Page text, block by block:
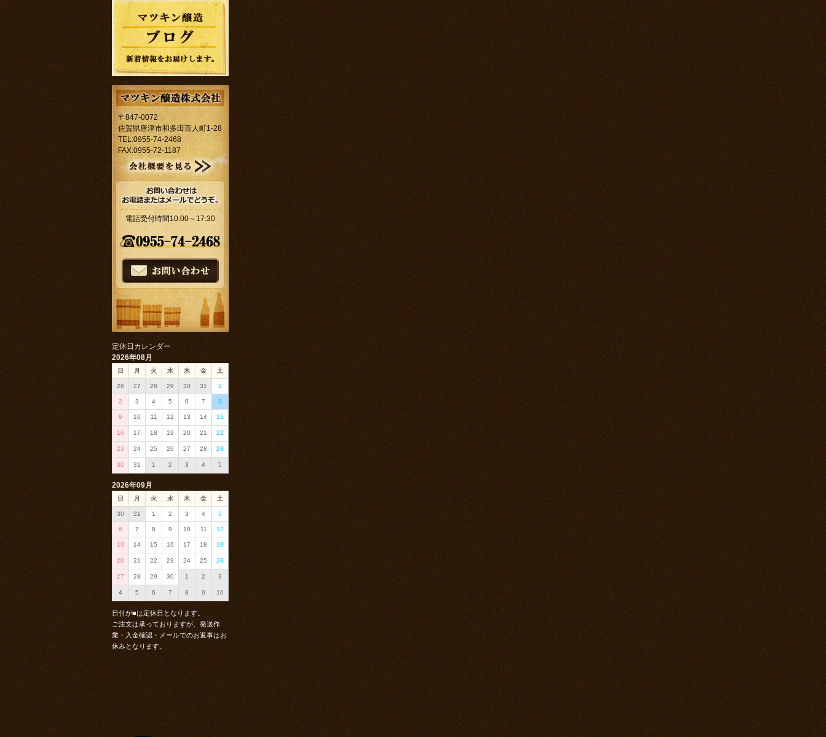
〒847-0072
佐賀県唐津市和多田百人町1-28
TEL:0955-74-2468
FAX:0955-72-1187
電話受付時間10:00～17:30
定休日カレンダー
2026年08月
日 月 火 水 木 金 土
26 27 28 29 30 31 1
2 3 4 5 6 7 8
9 10 11 12 13 14 15
16 17 18 19 20 21 22
23 24 25 26 27 28 29
30 31 1 2 3 4 5
2026年09月
日 月 火 水 木 金 土
30 31 1 2 3 4 5
6 7 8 9 10 11 12
13 14 15 16 17 18 19
20 21 22 23 24 25 26
27 28 29 30 1 2 3
4 5 6 7 8 9 10
日付が■は定休日となります。
ご注文は承っておりますが、発送作
業・入金確認・メールでのお返事はお
休みとなります。